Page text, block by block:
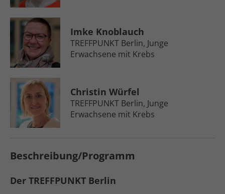
Imke Knoblauch
TREFFPUNKT Berlin, Junge
Erwachsene mit Krebs
Christin Würfel
TREFFPUNKT Berlin, Junge
Erwachsene mit Krebs
Beschreibung/Programm
Der TREFFPUNKT Berlin